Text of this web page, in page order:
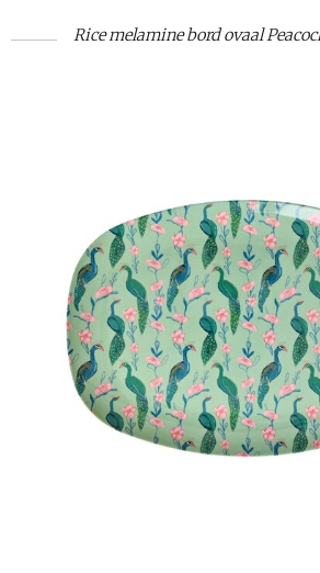
Rice melamine bord ovaal